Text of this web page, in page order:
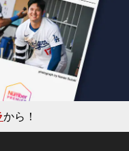
から！